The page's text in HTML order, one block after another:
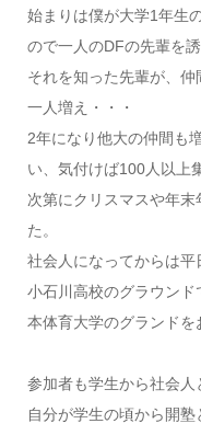
始まりは僕が大学1年生
ので一人のDFの先輩を
それを知った先輩が、
一人増え・・・
2年になり他大の仲間も
い、気付けば100人以上
次第にクリスマスや年
た。
社会人になってからは平
小石川高校のグラウン
本体育大学のグランドを
参加者も学生から社会人
自分が学生の頃から開